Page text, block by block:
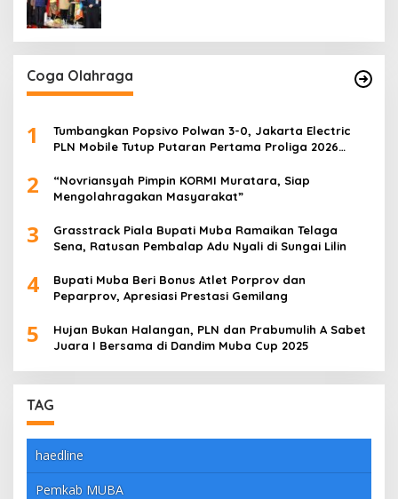
Coga Olahraga
1
Tumbangkan Popsivo Polwan 3-0, Jakarta Electric
PLN Mobile Tutup Putaran Pertama Proliga 2026
2
“Novriansyah Pimpin KORMI Muratara, Siap
Mengolahragakan Masyarakat”
3
Grasstrack Piala Bupati Muba Ramaikan Telaga
Sena, Ratusan Pembalap Adu Nyali di Sungai Lilin
4
Bupati Muba Beri Bonus Atlet Porprov dan
Peparprov, Apresiasi Prestasi Gemilang
5
Hujan Bukan Halangan, PLN dan Prabumulih A Sabet
Juara I Bersama di Dandim Muba Cup 2025
TAG
haedline
Pemkab MUBA